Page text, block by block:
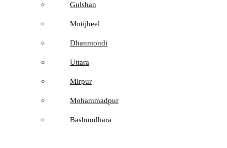
Gulshan
Motijheel
Dhanmondi
Uttara
Mirpur
Mohammadpur
Bashundhara